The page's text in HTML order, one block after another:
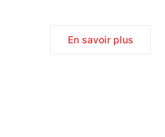
En savoir plus